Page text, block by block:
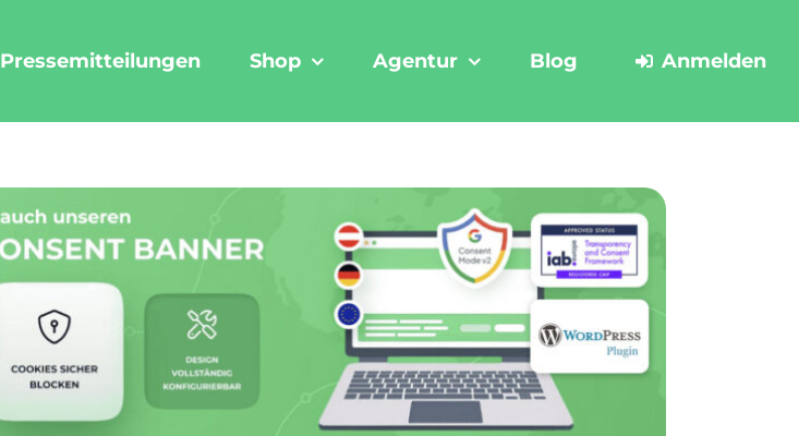
Pressemitteilungen Shop Agentur Blog Anmelden